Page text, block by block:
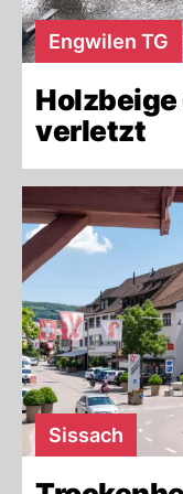
Engwilen TG
Holzbeige
verletzt
Sissach